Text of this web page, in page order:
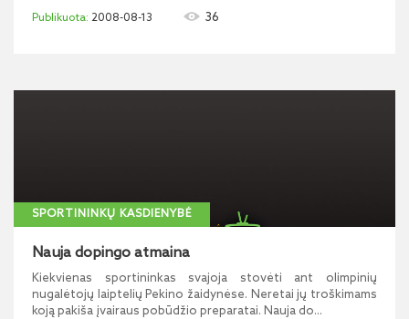
2008-08-13 36
SPORTININKŲ KASDIENYBĖ
Nauja dopingo atmaina
Kiekvienas sportininkas svajoja stovėti ant olimpinių
nugalėtojų laiptelių Pekino žaidynėse. Neretai jų troškimams
koją pakiša įvairaus pobūdžio preparatai. Nauja do...